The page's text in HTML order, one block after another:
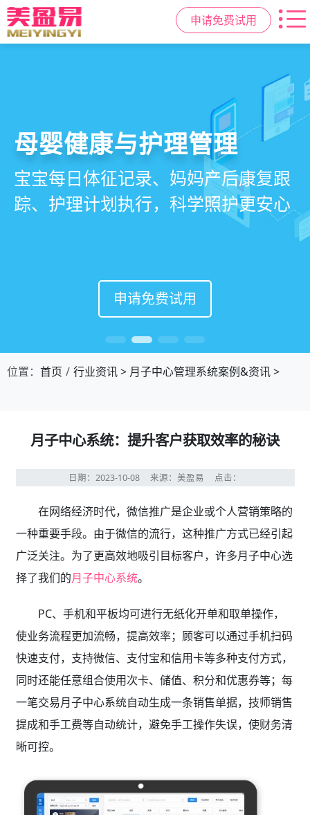
申请免费试用
智慧月子中心管理系统
一站式解决月子中心入住、护理、
餐饮、会员、财务、营销全流程管
理
申请免费试用
母婴健康与护理管理
宝宝每日体征记录、妈妈产后康复跟
踪、护理计划执行，科学照护更安心
申请免费试用
房态与预约管理
在线选房、预约入住、智能排房、资
源调度，提升入住率与客户满意度
申请免费试用
会员营销与智能锁客
会员积分、套餐定制、精准营销、客
户关怀，提升复购与转介绍
申请免费试用
位置： 首页 行业资讯> 月子中心管理系统案例&资讯>
月子中心系统：提升客户获取效率的秘诀
日期：2023-10-08 来源：美盈易 点击：
在网络经济时代，微信推广是企业或个人营销策略的
一种重要手段。由于微信的流行，这种推广方式已经引起
广泛关注。为了更高效地吸引目标客户，许多月子中心选
择了我们的月子中心系统。
PC、手机和平板均可进行无纸化开单和取单操作，
使业务流程更加流畅，提高效率；顾客可以通过手机扫码
快速支付，支持微信、支付宝和信用卡等多种支付方式，
同时还能任意组合使用次卡、储值、积分和优惠券等；每
一笔交易月子中心系统自动生成一条销售单据，技师销售
提成和手工费等自动统计，避免手工操作失误，使财务清
晰可控。